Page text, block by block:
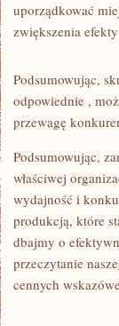
‍uporządkować
⁣zwiększenia
Podsumowując,
odpowiednie⁤ ,
‌przewagę
Podsumowując,
właściwej
wydajność i
produkcją, ⁣które‍
dbajmy‌ o
przeczytanie
cennych